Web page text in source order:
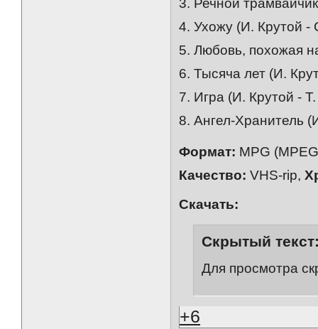
3. Речной
4. Ухожу (И. Крутой
5. Любовь, похожая
6. Тысяча лет (И.
7. Игра (И. Крутой -
8. Ангел-Хранитель
Формат: MPG
Качество: VHS-rip,
Скачать:
Скрытый
Для просмотра
+6